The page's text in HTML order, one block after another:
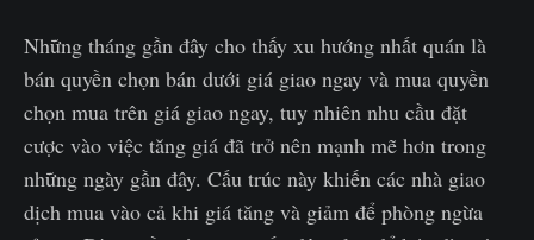
Những tháng gần đây cho thấy xu hướng nhất quán là
bán quyền chọn bán dưới giá giao ngay và mua quyền
chọn mua trên giá giao ngay, tuy nhiên nhu cầu đặt
cược vào việc tăng giá đã trở nên mạnh mẽ hơn trong
những ngày gần đây. Cấu trúc này khiến các nhà giao
dịch mua vào cả khi giá tăng và giảm để phòng ngừa